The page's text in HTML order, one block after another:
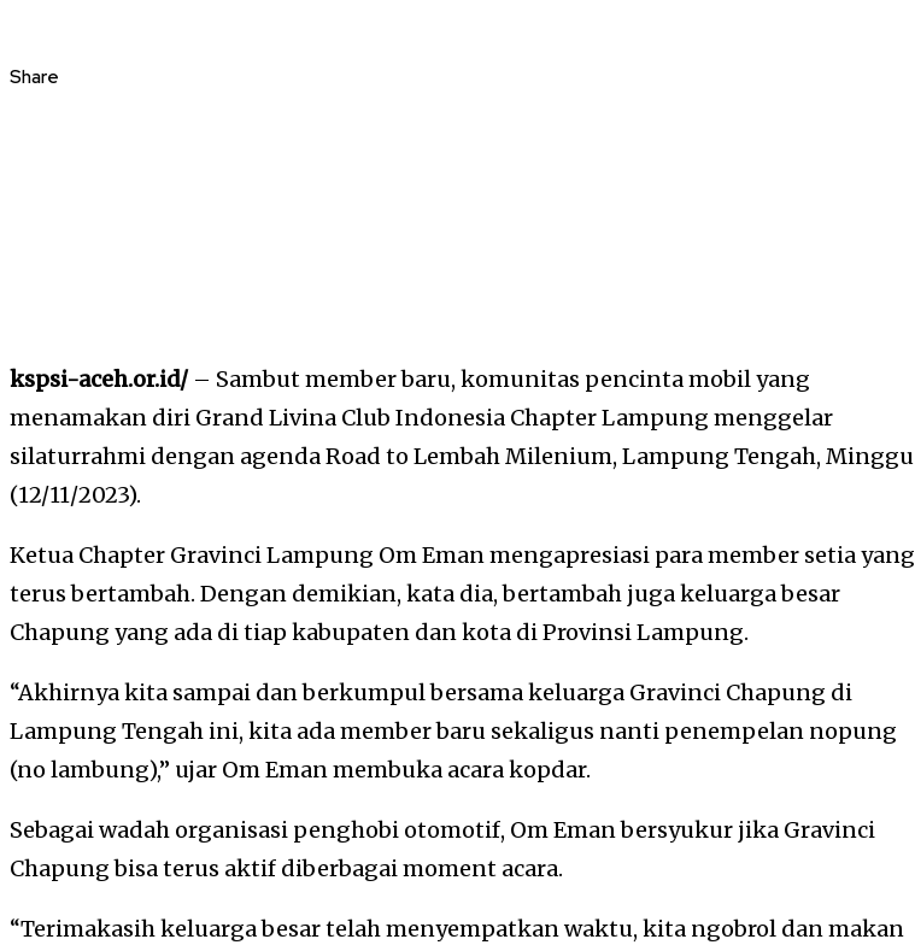
Share
kspsi-aceh.or.id/– Sambut member baru, komunitas pencinta mobil yang
menamakan diri Grand Livina Club Indonesia Chapter Lampung menggelar
silaturrahmi dengan agenda Road to Lembah Milenium, Lampung Tengah, Minggu
(12/11/2023).
Ketua Chapter Gravinci Lampung Om Eman mengapresiasi para member setia yang
terus bertambah. Dengan demikian, kata dia, bertambah juga keluarga besar
Chapung yang ada di tiap kabupaten dan kota di Provinsi Lampung.
“Akhirnya kita sampai dan berkumpul bersama keluarga Gravinci Chapung di
Lampung Tengah ini, kita ada member baru sekaligus nanti penempelan nopung
(no lambung),” ujar Om Eman membuka acara kopdar.
Sebagai wadah organisasi penghobi otomotif, Om Eman bersyukur jika Gravinci
Chapung bisa terus aktif diberbagai moment acara.
“Terimakasih keluarga besar telah menyempatkan waktu, kita ngobrol dan makan